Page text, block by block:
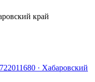
край
· Хабаровский